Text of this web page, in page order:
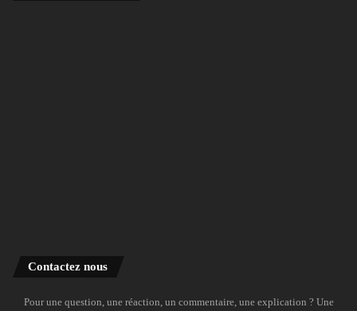
Contactez nous
Pour une question, une réaction, un commentaire, une explication ? Une